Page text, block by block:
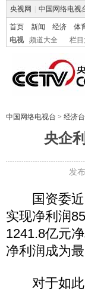
央视网 中国网络电视
首页 新闻 经济 体
电视
频道大全 栏目
中国网络电视台 > 经济台
央企
发
国资委近日
实现净利润
1241.8亿元
净利润成为
对于如此